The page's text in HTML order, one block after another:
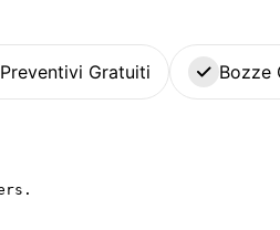
Preventivi Gratuiti Bozze